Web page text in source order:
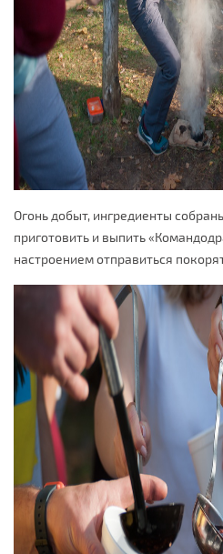
Огонь добыт, ингредиенты
приготовить и выпить
настроением отправиться